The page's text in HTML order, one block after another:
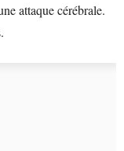
attaque cérébrale.